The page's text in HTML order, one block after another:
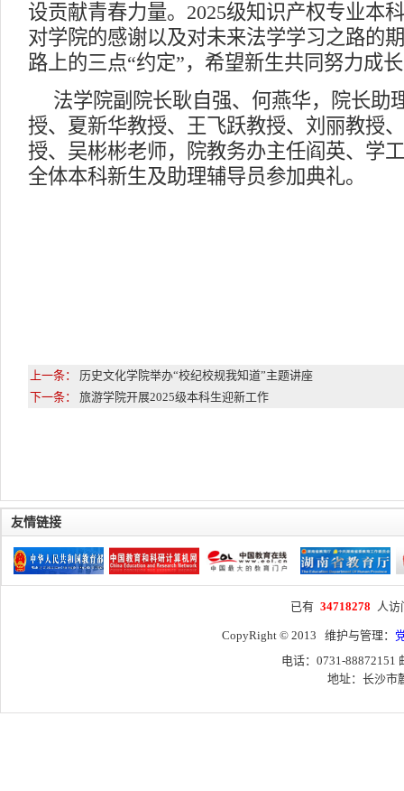
设贡献青春力量。2025级知识产权专业本
对学院的感谢以及对未来法学学习之路的
路上的三点“约定”，希望新生共同努力成
法学院副院长耿自强、何燕华，院长助
授、夏新华教授、王飞跃教授、刘丽教授
授、吴彬彬老师，院教务办主任阎英、学
全体本科新生及助理辅导员参加典礼。
上一条： 历史文化学院举办“校纪校规我知道”主题讲座
下一条： 旅游学院开展2025级本科生迎新工作
友情链接
已有 34718278 人
CopyRight © 2013 维护与管理：
电话：0731-88872151
地址：长沙市